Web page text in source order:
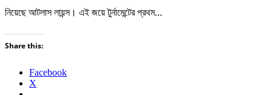
নিয়েছে আটলাস লায়ন্স। এই জয়ে টুর্নামেন্টের প্রথম…
Share this:
Facebook
X